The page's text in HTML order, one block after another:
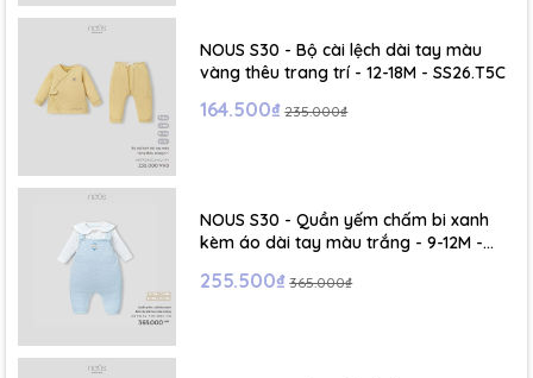
- Size M : 6-12 tháng
- Size L : 12-24 tháng
- Size XL :2- 6 tuổi
NOUS S30 - Bộ cài lệch dài tay màu
vàng thêu trang trí - 12-18M - SS26.T5C
164.500₫ 235.000₫
NOUS S30 - Quần yếm chấm bi xanh
kèm áo dài tay màu trắng - 9-12M -
255.500₫ 365.000₫